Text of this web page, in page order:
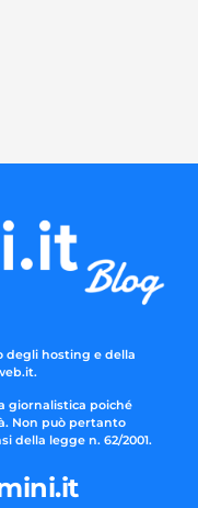
degli hosting e della
giornalistica poiché
Non può pertanto
della legge n. 62/2001.